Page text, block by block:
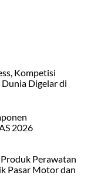
Kompetisi
Digelar di
2026
Perawatan
Pasar Motor dan